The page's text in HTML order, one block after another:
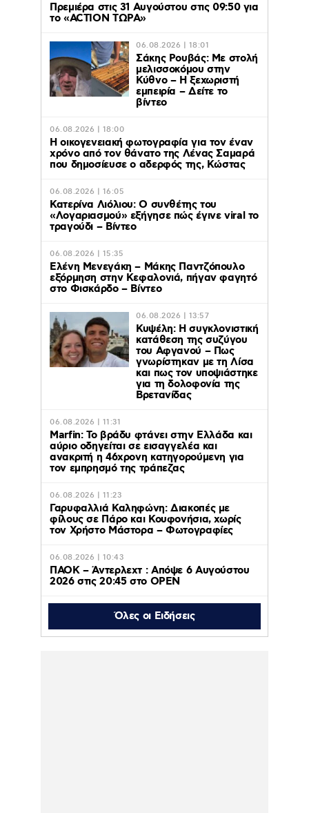
Πρεμιέρα στις 31 Αυγούστου στις 09:50 για
το «ACTION ΤΩΡΑ»
06.08.2026 | 18:01
Σάκης Ρουβάς: Με στολή
μελισσοκόμου στην
Κύθνο – Η ξεχωριστή
εμπειρία – Δείτε το
βίντεο
06.08.2026 | 18:00
Η οικογενειακή φωτογραφία για τον έναν
χρόνο από τον θάνατο της Λένας Σαμαρά
που δημοσίευσε ο αδερφός της, Κώστας
06.08.2026 | 16:05
Κατερίνα Λιόλιου: Ο συνθέτης του
«Λογαριασμού» εξήγησε πώς έγινε viral το
τραγούδι – Βίντεο
06.08.2026 | 15:35
Ελένη Μενεγάκη – Μάκης Παντζόπουλο
εξόρμηση στην Κεφαλονιά, πήγαν φαγητό
στο Φισκάρδο – Βίντεο
06.08.2026 | 13:57
Κυψέλη: Η συγκλονιστική
κατάθεση της συζύγου
του Αφγανού – Πως
γνωρίστηκαν με τη Λίσα
και πως τον υποψιάστηκε
για τη δολοφονία της
Βρετανίδας
06.08.2026 | 11:31
Marfin: Το βράδυ φτάνει στην Ελλάδα και
αύριο οδηγείται σε εισαγγελέα και
ανακριτή η 46χρονη κατηγορούμενη για
τον εμπρησμό της τράπεζας
06.08.2026 | 11:23
Γαρυφαλλιά Καληφώνη: Διακοπές με
φίλους σε Πάρο και Κουφονήσια, χωρίς
τον Χρήστο Μάστορα – Φωτογραφίες
06.08.2026 | 10:43
ΠΑΟΚ – Άντερλεχτ : Απόψε 6 Αυγούστου
2026 στις 20:45 στο ΟΡΕΝ
Όλες οι Ειδήσεις